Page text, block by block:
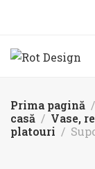
Prima pagină
casă
Vase,
platouri